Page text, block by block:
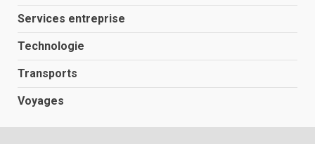
Services entreprise
Technologie
Transports
Voyages